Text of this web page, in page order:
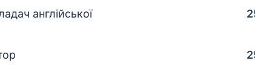
англійської